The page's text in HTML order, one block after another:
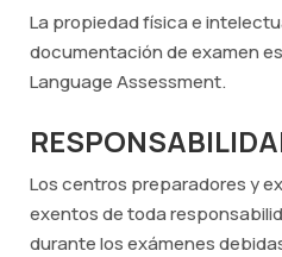
La propiedad física e
documentación de examen
Language Assessment.
Los centros preparadores y
exentos de toda
durante los exámenes